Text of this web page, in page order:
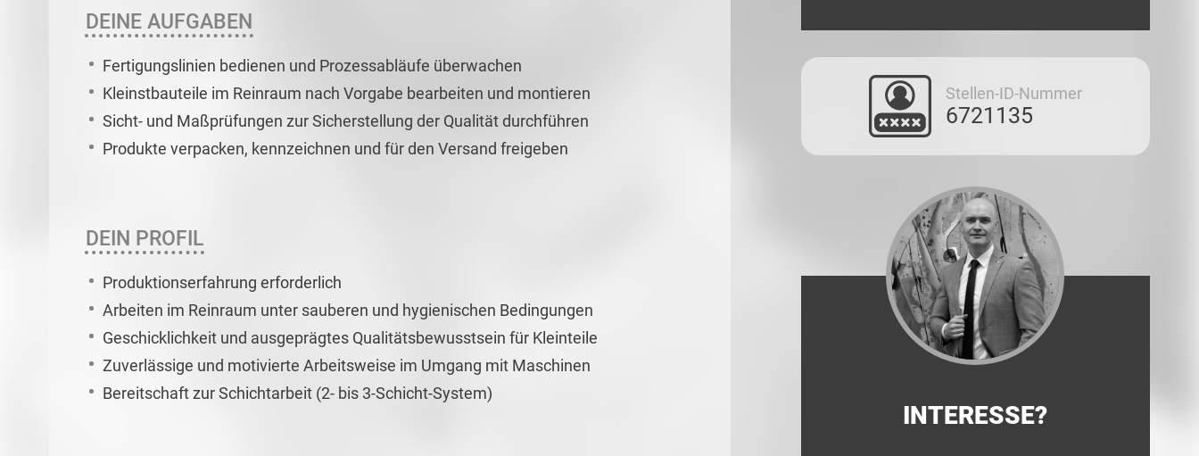
DEINE AUFGABEN
Fertigungslinien bedienen und Prozessabläufe überwachen
Kleinstbauteile im Reinraum nach Vorgabe bearbeiten und montieren
Sicht- und Maßprüfungen zur Sicherstellung der Qualität durchführen
Produkte verpacken, kennzeichnen und für den Versand freigeben
DEIN PROFIL
Produktionserfahrung erforderlich
Arbeiten im Reinraum unter sauberen und hygienischen Bedingungen
Geschicklichkeit und ausgeprägtes Qualitätsbewusstsein für Kleinteile
Zuverlässige und motivierte Arbeitsweise im Umgang mit Maschinen
Bereitschaft zur Schichtarbeit (2- bis 3-Schicht-System)
Stellen-ID-Nummer
6721135
INTERESSE?